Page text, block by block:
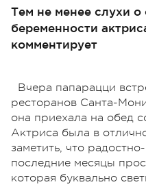
Тем не менее слухи
беременности
комментирует
Вчера папарацци
ресторанов Санта-
она приехала на обед
Актриса была в
заметить, что
последние месяцы
которая буквально